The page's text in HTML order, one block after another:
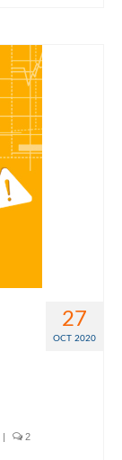
27
OCT 2020
| 2